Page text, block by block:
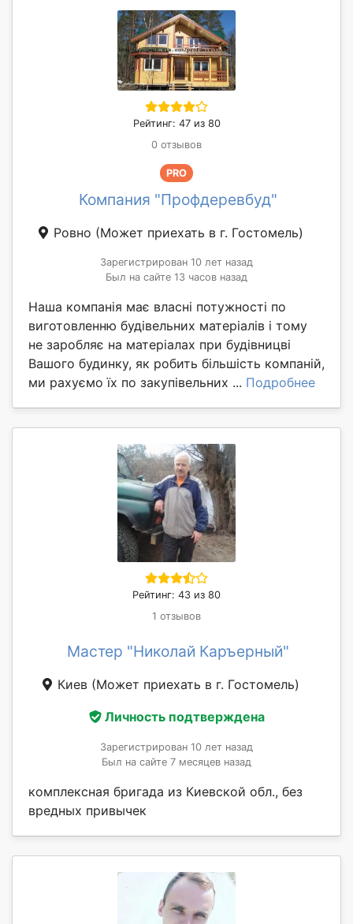
Рейтинг: 47 из 80
0 отзывов
PRO
Компания "Профдеревбуд"
Ровно (Может приехать в г. Гостомель)
Зарегистрирован 10 лет назад
Был на сайте 13 часов назад
Наша компанія має власні потужності по
виготовленню будівельних матеріалів і тому
не заробляє на матеріалах при будівницві
Вашого будинку, як робить більшість компаній,
ми рахуємо їх по закупівельних ... Подробнее
Рейтинг: 43 из 80
1 отзывов
Мастер "Николай Каръерный"
Киев (Может приехать в г. Гостомель)
Личность подтверждена
Зарегистрирован 10 лет назад
Был на сайте 7 месяцев назад
комплексная бригада из Киевской обл., без
вредных привычек